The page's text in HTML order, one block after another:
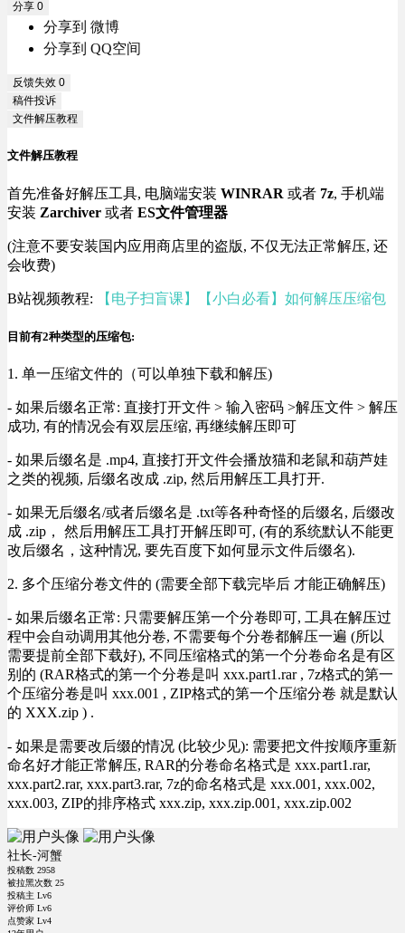
分享 0
分享到 微博
分享到 QQ空间
反馈失效 0
稿件投诉
文件解压教程
文件解压教程
首先准备好解压工具, 电脑端安装 WINRAR 或者 7z, 手机端
安装 Zarchiver 或者 ES文件管理器
(注意不要安装国内应用商店里的盗版, 不仅无法正常解压, 还
会收费)
B站视频教程: 【电子扫盲课】【小白必看】如何解压压缩包
目前有2种类型的压缩包:
1. 单一压缩文件的（可以单独下载和解压)
- 如果后缀名正常: 直接打开文件 > 输入密码 >解压文件 > 解压
成功, 有的情况会有双层压缩, 再继续解压即可
- 如果后缀名是 .mp4, 直接打开文件会播放猫和老鼠和葫芦娃
之类的视频, 后缀名改成 .zip, 然后用解压工具打开.
- 如果无后缀名/或者后缀名是 .txt等各种奇怪的后缀名, 后缀改
成 .zip， 然后用解压工具打开解压即可, (有的系统默认不能更
改后缀名，这种情况, 要先百度下如何显示文件后缀名).
2. 多个压缩分卷文件的 (需要全部下载完毕后 才能正确解压)
- 如果后缀名正常: 只需要解压第一个分卷即可, 工具在解压过
程中会自动调用其他分卷, 不需要每个分卷都解压一遍 (所以
需要提前全部下载好), 不同压缩格式的第一个分卷命名是有区
别的 (RAR格式的第一个分卷是叫 xxx.part1.rar , 7z格式的第一
个压缩分卷是叫 xxx.001 , ZIP格式的第一个压缩分卷 就是默认
的 XXX.zip ) .
- 如果是需要改后缀的情况 (比较少见): 需要把文件按顺序重新
命名好才能正常解压, RAR的分卷命名格式是 xxx.part1.rar,
xxx.part2.rar, xxx.part3.rar, 7z的命名格式是 xxx.001, xxx.002,
xxx.003, ZIP的排序格式 xxx.zip, xxx.zip.001, xxx.zip.002
社长-河蟹
投稿数 2958
被拉黑次数 25
投稿主 Lv6
评价师 Lv6
点赞家 Lv4